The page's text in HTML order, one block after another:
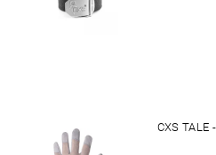
CXS TALE